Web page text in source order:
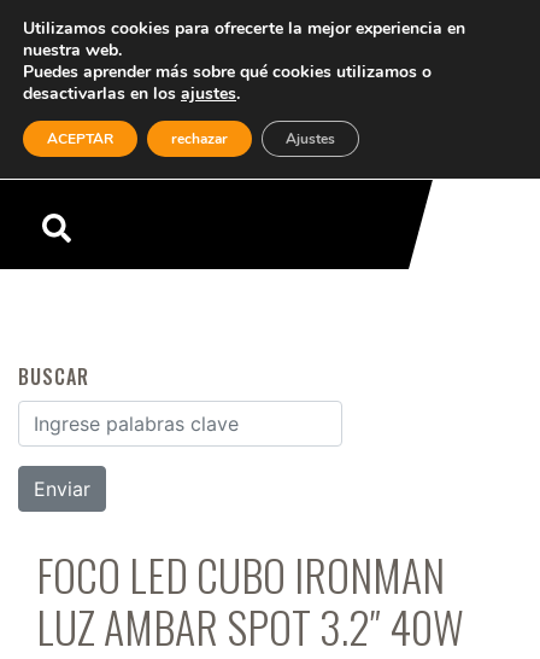
Menú
BUSCAR
Buscar por:
FOCO LED CUBO IRONMAN
LUZ AMBAR SPOT 3.2″ 40W
Utilizamos cookies para ofrecerte la mejor experiencia en
nuestra web.
Puedes aprender más sobre qué cookies utilizamos o
desactivarlas en los ajustes.
ACEPTAR rechazar Ajustes